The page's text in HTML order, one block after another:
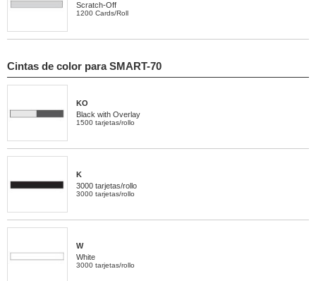
Scratch-Off
1200 Cards/Roll
Cintas de color para SMART-70
KO
Black with Overlay
1500 tarjetas/rollo
K
3000 tarjetas/rollo
3000 tarjetas/rollo
W
White
3000 tarjetas/rollo